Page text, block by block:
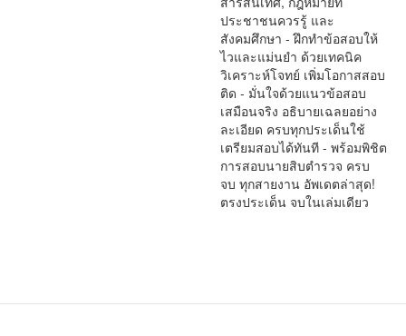
ประชาชนควรรู้ และ
สังคมศึกษา - ฝึกทำข้อสอบให้
ไวและแม่นยำ ด้วยเทคนิค
วิเคราะห์โจทย์ เพิ่มโอกาสสอบ
ติด - มั่นใจด้วยแนวข้อสอบ
เสมือนจริง อธิบายเฉลยอย่าง
ละเอียด ครบทุกประเด็นใช้
เตรียมสอบได้ทันที - พร้อมพิชิต
การสอบนายสิบตำรวจ ครบ
จบ ทุกสายงาน อัพเดตล่าสุด!
ตรงประเด็น จบในเล่มเดียว